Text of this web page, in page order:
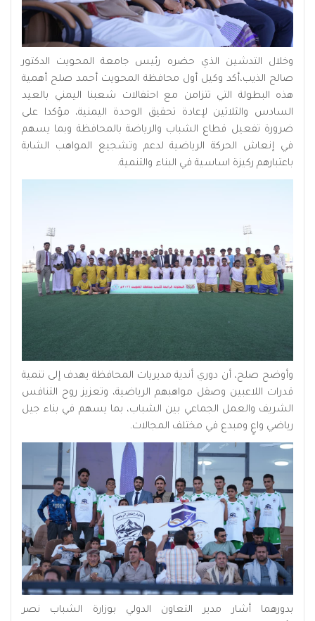
وخلال التدشين الذي حضره رئيس جامعة المحويت الدكتور
صالح الذيب،أكد وكيل أول محافظة المحويت أحمد صلح أهمية
هذه البطولة التي تتزامن مع احتفالات شعبنا اليمني بالعيد
السادس والثلاثين لإعادة تحقيق الوحدة اليمنية، مؤكدا على
ضرورة تفعيل قطاع الشباب والرياضة بالمحافظة وبما يسهم
في إنعاش الحركة الرياضية لدعم وتشجيع المواهب الشابة
باعتبارهم ركيزة اساسية في البناء والتنمية.
وأوضح صلح، أن دوري أندية مديريات المحافظة يهدف إلى تنمية
قدرات اللاعبين وصقل مواهبهم الرياضية، وتعزيز روح التنافس
الشريف والعمل الجماعي بين الشباب، بما يسهم في بناء جيل
رياضي واعٍ ومبدع في مختلف المجالات.
بدورهما أشار مدير التعاون الدولي بوزارة الشباب نصر